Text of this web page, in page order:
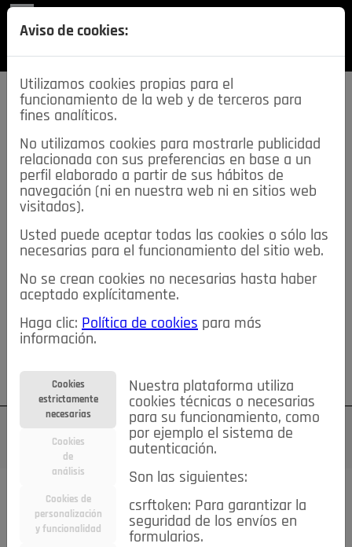
SECCIONES
descarga esta
REVISTA
≡NOTICIAS
NOTICIAS SERVICIOS DE INTERÉS
TABLÓN DE ANUNCIOS MIS ANUNCIOS CONTACTO
NOSOTROS
Su cuenta Regístrese ¿Olvidó su contraseña?
Todas las noticias..
#TePrestoMisOjos Caridad
Ciencia&Tecnología
Economía
Aviso de cookies:
Utilizamos cookies propias para el
funcionamiento de la web y de terceros para
fines analíticos.
No utilizamos cookies para mostrarle publicidad
relacionada con sus preferencias en base a un
perfil elaborado a partir de sus hábitos de
navegación (ni en nuestra web ni en sitios web
visitados).
Usted puede aceptar todas las cookies o sólo las
necesarias para el funcionamiento del sitio web.
No se crean cookies no necesarias hasta haber
aceptado explícitamente.
Haga clic: Política de cookies para más
información.
Cookies
estrictamente
necesarias
Cookies
de
análisis
Cookies de
personalización
y funcionalidad
Nuestra plataforma utiliza
cookies técnicas o necesarias
para su funcionamiento, como
por ejemplo el sistema de
autenticación.
Son las siguientes:
csrftoken: Para garantizar la
seguridad de los envíos en
formularios.